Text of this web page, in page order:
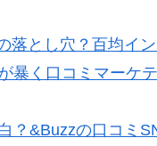
落とし穴？百均イ
暴く口コミマーケ
？&Buzzの口コミ